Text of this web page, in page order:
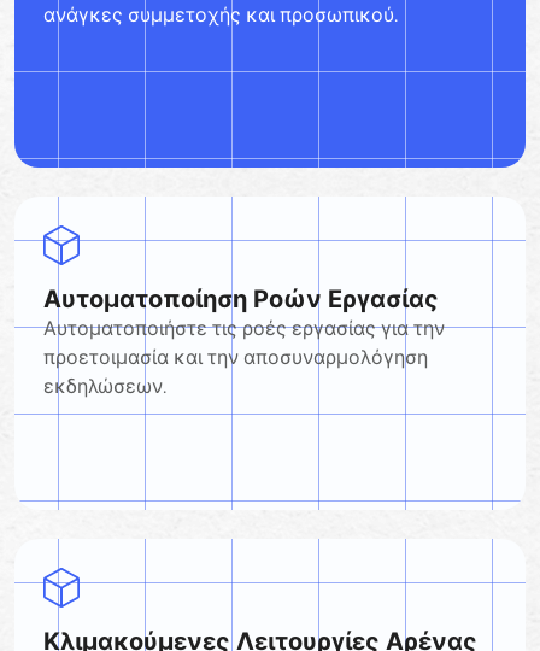
ανάγκες συμμετοχής και προσωπικού.
Αυτοματοποίηση Ροών Εργασίας
Αυτοματοποιήστε τις ροές εργασίας για την
προετοιμασία και την αποσυναρμολόγηση
εκδηλώσεων.
Κλιμακούμενες Λειτουργίες Αρένας